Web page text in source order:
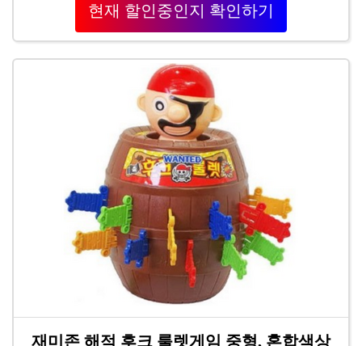
현재 할인중인지 확인하기
재미존 해적 후크 룰렛게임 중형, 혼합색상